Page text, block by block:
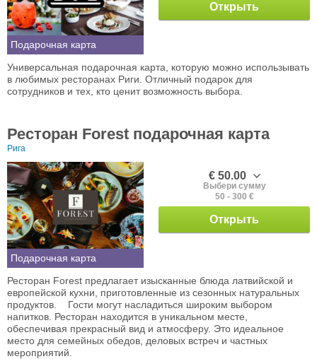
Подарочная карта
Открыть
Универсальная подарочная карта, которую можно использывать
в любимых ресторанах Риги. Отличный подарок для
сотрудников и тех, кто ценит возможность выбора.
Ресторан Forest подарочная карта
Рига
Подарочная карта
€ 50.00
Выбери сумму
50 - 300 €
Открыть
Ресторан Forest предлагает изысканные блюда латвийской и
европейской кухни, приготовленные из сезонных натуральных
продуктов. Гости могут насладиться широким выбором
напитков. Ресторан находится в уникальном месте,
обеспечивая прекрасный вид и атмосферу. Это идеальное
место для семейных обедов, деловых встреч и частных
мероприятий.